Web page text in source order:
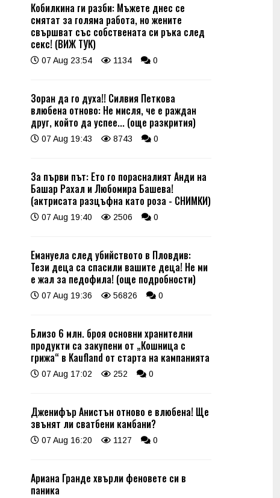
Кобилкина ги разби: Мъжете днес се
смятат за голяма работа, но жените
свършват със собствената си ръка след
секс! (ВИЖ ТУК)
07 Aug 23:54 1134 0
Зоран да го духа!! Силвия Петкова
влюбена отново: Не мисля, че е раждан
друг, който да успее... (още разкрития)
07 Aug 19:43 8743 0
За първи път: Ето го порасналият Анди на
Башар Рахал и Любомира Башева!
(актрисата разцъфна като роза - СНИМКИ)
07 Aug 19:40 2506 0
Емануела след убийството в Пловдив:
Тези деца са спасили вашите деца! Не ми
е жал за педофила! (още подробности)
07 Aug 19:36 56826 0
Близо 6 млн. броя основни хранителни
продукти са закупени от „Кошница с
грижа“ в Kaufland от старта на кампанията
07 Aug 17:02 252 0
Дженифър Анистън отново е влюбена! Ще
звънят ли сватбени камбани?
07 Aug 16:20 1127 0
Ариана Гранде хвърли феновете си в
паника